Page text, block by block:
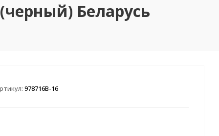
Беларусь
978716B-16
Все товары раздела